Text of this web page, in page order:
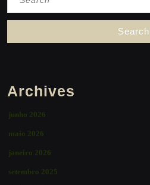
Archives
junho 2026
maio 2026
janeiro 2026
setembro 2025